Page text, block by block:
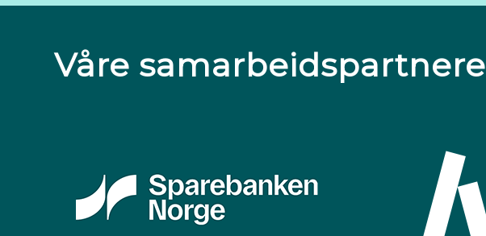
Våre samarbeidspartnere